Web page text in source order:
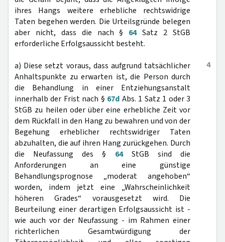
ihres Hangs weitere erhebliche rechtswidrige
Taten begehen werden. Die Urteilsgründe belegen
aber nicht, dass die nach § 64Satz 2 StGB
erforderliche Erfolgsaussicht besteht.
4
a) Diese setzt voraus, dass aufgrund tatsächlicher
Anhaltspunkte zu erwarten ist, die Person durch
die Behandlung in einer Entziehungsanstalt
innerhalb der Frist nach § 67d Abs. 1 Satz 1 oder 3
StGB zu heilen oder über eine erhebliche Zeit vor
dem Rückfall in den Hang zu bewahren und von der
Begehung erheblicher rechtswidriger Taten
abzuhalten, die auf ihren Hang zurückgehen. Durch
die Neufassung des § 64StGB sind die
Anforderungen an eine günstige
Behandlungsprognose „moderat angehoben“
worden, indem jetzt eine „Wahrscheinlichkeit
höheren Grades“ vorausgesetzt wird. Die
Beurteilung einer derartigen Erfolgsaussicht ist -
wie auch vor der Neufassung - im Rahmen einer
richterlichen Gesamtwürdigung der